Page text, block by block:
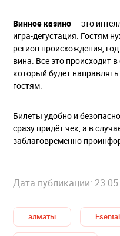
Винное казино — это
игра-дегустация. Гостям
регион происхождения,
вина. Все это происходит
который будет
гостям.
Билеты удобно и
сразу придёт чек, а в
заблаговременно
Дата публикации:
алматы